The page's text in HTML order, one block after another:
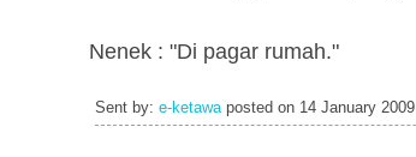
Nenek : "Di pagar rumah."
Sent by: e-ketawaposted on 14 January 2009